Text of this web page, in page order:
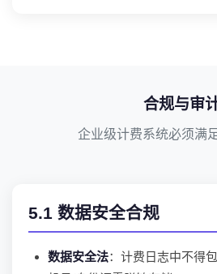
合规与审
企业级计费系统必须满
5.1 数据安全合规
数据安全法：计费日志中不得